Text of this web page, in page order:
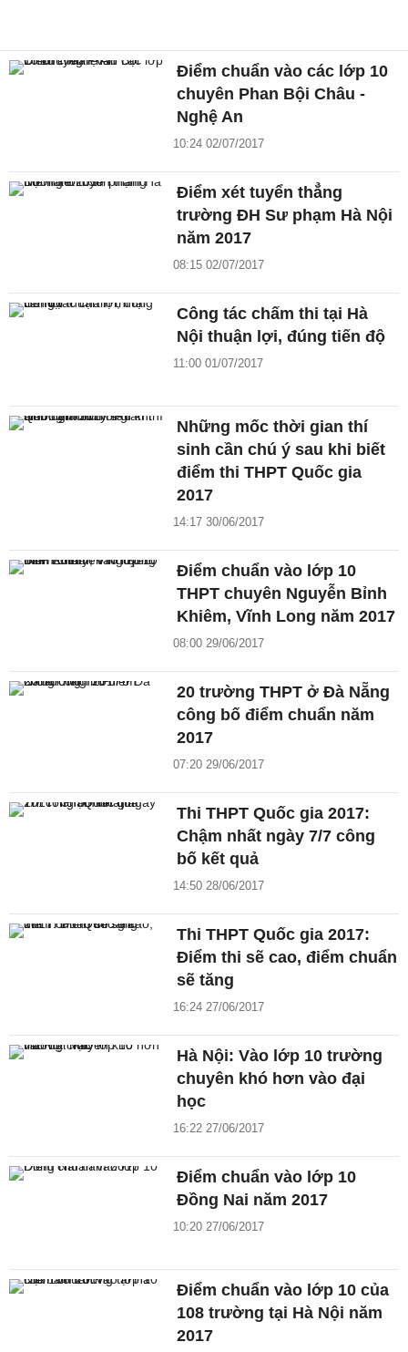
Điểm chuẩn vào các lớp 10
chuyên Phan Bội Châu -
Nghệ An
10:24 02/07/2017
Điểm xét tuyển thẳng
trường ĐH Sư phạm Hà Nội
năm 2017
08:15 02/07/2017
Công tác chấm thi tại Hà
Nội thuận lợi, đúng tiến độ
11:00 01/07/2017
Những mốc thời gian thí
sinh cần chú ý sau khi biết
điểm thi THPT Quốc gia
2017
14:17 30/06/2017
Điểm chuẩn vào lớp 10
THPT chuyên Nguyễn Bỉnh
Khiêm, Vĩnh Long năm 2017
08:00 29/06/2017
20 trường THPT ở Đà Nẵng
công bố điểm chuẩn năm
2017
07:20 29/06/2017
Thi THPT Quốc gia 2017:
Chậm nhất ngày 7/7 công
bố kết quả
14:50 28/06/2017
Thi THPT Quốc gia 2017:
Điểm thi sẽ cao, điểm chuẩn
sẽ tăng
16:24 27/06/2017
Hà Nội: Vào lớp 10 trường
chuyên khó hơn vào đại
học
16:22 27/06/2017
Điểm chuẩn vào lớp 10
Đồng Nai năm 2017
10:20 27/06/2017
Điểm chuẩn vào lớp 10 của
108 trường tại Hà Nội năm
2017